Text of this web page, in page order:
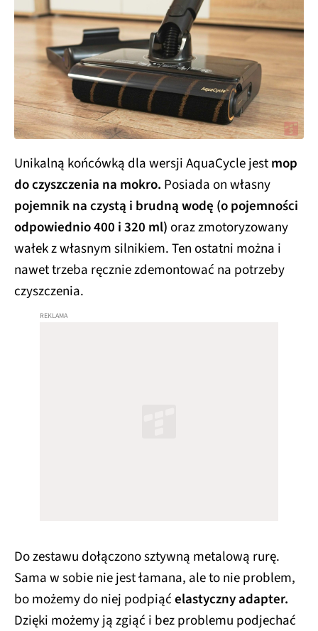
Unikalną końcówką dla wersji AquaCycle jestmop
do czyszczenia na mokro. Posiada on własny
pojemnik na czystą i brudną wodę (o pojemności
odpowiednio 400 i 320 ml)oraz zmotoryzowany
wałek z własnym silnikiem. Ten ostatni można i
nawet trzeba ręcznie zdemontować na potrzeby
czyszczenia.
Do zestawu dołączono sztywną metalową rurę.
Sama w sobie nie jest łamana, ale to nie problem,
bo możemy do niej podpiąćelastyczny adapter.
Dzięki możemy ją zgiąć i bez problemu podjechać